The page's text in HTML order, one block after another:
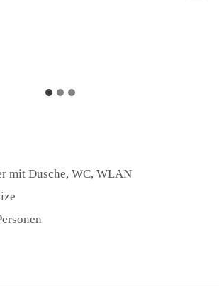
mit Dusche, WC, WLAN